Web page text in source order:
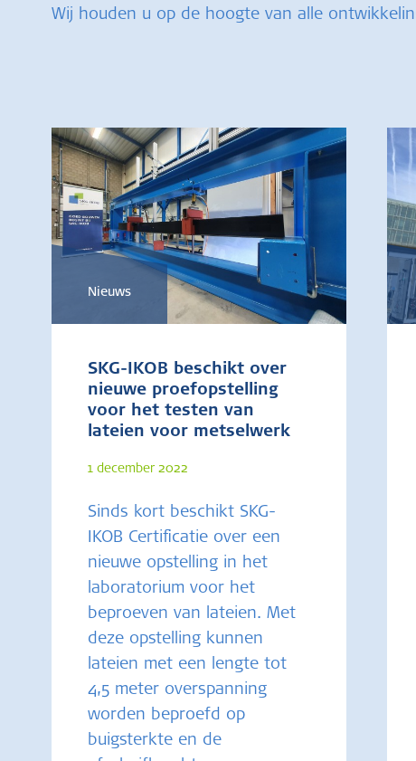
Wij houden u op de hoogte van alle
Nieuws
SKG-IKOB beschikt over
nieuwe proefopstelling
voor het testen van
lateien voor metselwerk
1 december 2022
Sinds kort beschikt SKG-
IKOB Certificatie over een
nieuwe opstelling in het
laboratorium voor het
beproeven van lateien. Met
deze opstelling kunnen
lateien met een lengte tot
4,5 meter overspanning
worden beproefd op
buigsterkte en de